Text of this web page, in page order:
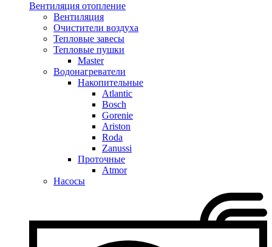
Вентиляция отопление
Вентиляция
Очистители воздуха
Тепловые завесы
Тепловые пушки
Master
Водонагреватели
Накопительные
Atlantic
Bosch
Gorenie
Ariston
Roda
Zanussi
Проточные
Atmor
Насосы